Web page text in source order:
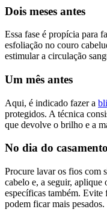
Dois meses antes
Essa fase é propícia para
esfoliação no couro
estimular a circulação
Um mês antes
Aqui, é indicado fazer a
protegidos. A técnica
que devolve o brilho e a
No dia do casamento
Procure lavar os fios com
cabelo e, a seguir,
específicas também. Evite
podem ficar mais pesados.